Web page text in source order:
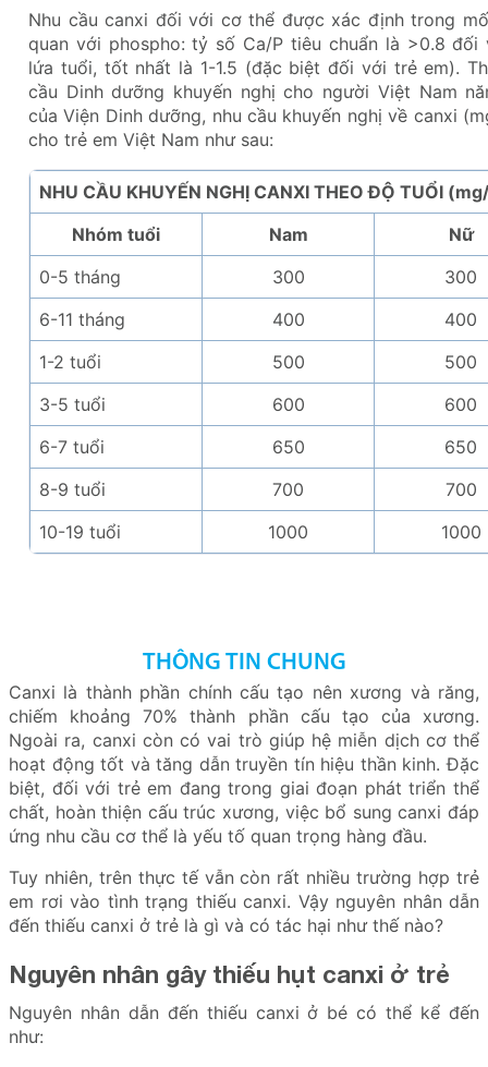
Nhu cầu canxi đối với cơ thể được xác định trong
quan với phospho: tỷ số Ca/P tiêu chuẩn là >0.8 đối
lứa tuổi, tốt nhất là 1-1.5 (đặc biệt đối với trẻ em).
cầu Dinh dưỡng khuyến nghị cho người Việt Nam
của Viện Dinh dưỡng, nhu cầu khuyến nghị về canxi
cho trẻ em Việt Nam như sau:
NHU CẦU KHUYẾN NGHỊ CANXI THEO ĐỘ TUỔI
Nhóm tuổi
Nam
Nữ
0-5 tháng
300
300
6-11 tháng
400
400
1-2 tuổi
500
500
3-5 tuổi
600
600
6-7 tuổi
650
650
8-9 tuổi
700
700
10-19 tuổi
1000 1000
THÔNG TIN CHUNG
Canxi là thành phần chính cấu tạo nên xương và răng,
chiếm khoảng 70% thành phần cấu tạo của xương.
Ngoài ra, canxi còn có vai trò giúp hệ miễn dịch cơ thể
hoạt động tốt và tăng dẫn truyền tín hiệu thần kinh. Đặc
biệt, đối với trẻ em đang trong giai đoạn phát triển thể
chất, hoàn thiện cấu trúc xương, việc bổ sung canxi đáp
ứng nhu cầu cơ thể là yếu tố quan trọng hàng đầu.
Tuy nhiên, trên thực tế vẫn còn rất nhiều trường hợp trẻ
em rơi vào tình trạng thiếu canxi. Vậy nguyên nhân dẫn
đến thiếu canxi ở trẻ là gì và có tác hại như thế nào?
Nguyên nhân gây thiếu hụt canxi ở trẻ
Nguyên nhân dẫn đến thiếu canxi ở bé có thể kể đến
như: